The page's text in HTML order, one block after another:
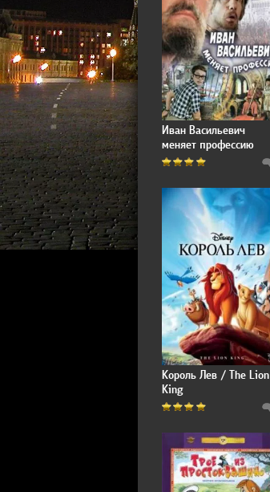
Иван Васильевич
меняет профессию
Король Лев / The Lion
King